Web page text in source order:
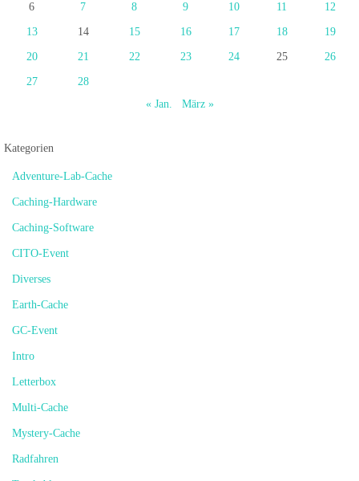
6 7 8 9 10 11 12
13 14 15 16 17 18 19
20 21 22 23 24 25 26
27
28
« Jan.
März »
Kategorien
Adventure-Lab-Cache
Caching-Hardware
Caching-Software
CITO-Event
Diverses
Earth-Cache
GC-Event
Intro
Letterbox
Multi-Cache
Mystery-Cache
Radfahren